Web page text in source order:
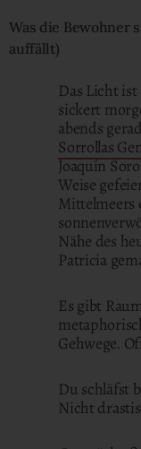
Was die Bewohner
auffällt)
Das Licht
sickert
abends
Sorrollas
Joaquín
Weise
Mittelmeers
Nähe des
Patricia
Es gibt
Gehwege.
Du schläfst
Nicht